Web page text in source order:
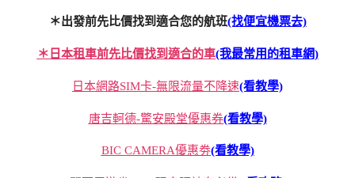
＊出發前先比價找到適合您的航班(找便宜機票去)
＊日本租車前先比價找到適合的車(我最常用的租車網)
日本網路SIM卡-無限流量不降速(看教學)
唐吉軻德-驚安殿堂優惠券(看教學)
BIC CAMERA優惠劵(看教學)